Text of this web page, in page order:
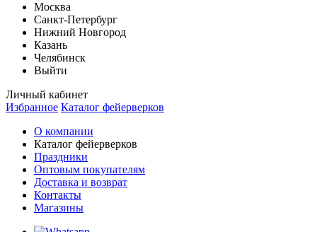
Москва
Санкт-Петербург
Нижний Новгород
Казань
Челябинск
Выйти
Личный кабинет
Избранное Каталог фейерверков
О компании
Каталог фейерверков
Праздники
Оптовым покупателям
Доставка и возврат
Контакты
Магазины